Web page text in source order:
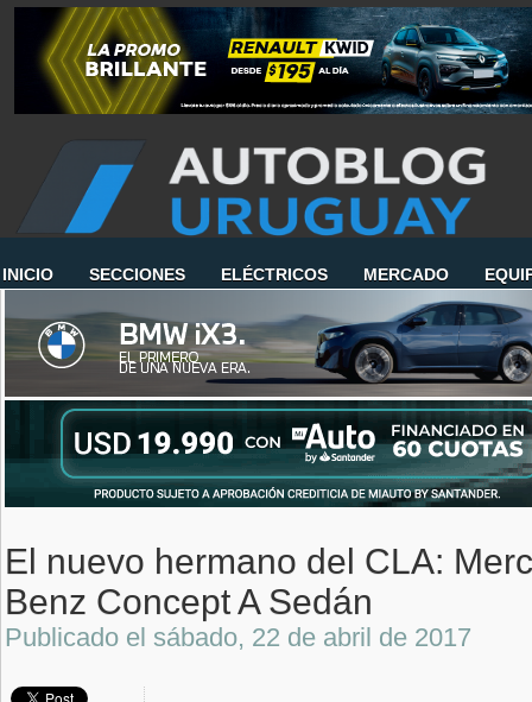
INICIO SECCIONES ELÉCTRICOS MERCADO
El nuevo hermano del CLA:
Benz Concept A Sedán
Publicado el sábado, 22 de abril de 2017